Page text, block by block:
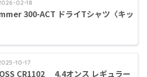
02-18
300-ACT ドライTシャツ〈キッ
10-17
CR1102 4.4オンス レギュラー